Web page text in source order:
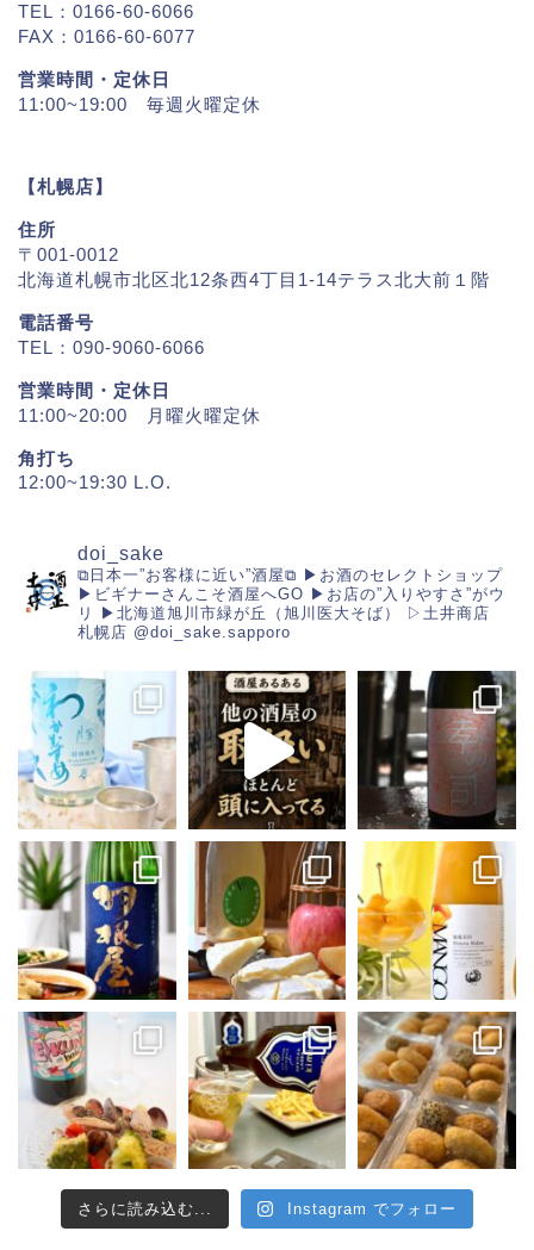
TEL：0166-60-6066
FAX：0166-60-6077
営業時間・定休日
11:00~19:00 毎週火曜定休
【札幌店】
住所
〒001-0012
北海道札幌市北区北12条西4丁目1-14テラス北大前１階
電話番号
TEL：090-9060-6066
営業時間・定休日
11:00~20:00 月曜火曜定休
角打ち
12:00~19:30 L.O.
doi_sake
⧉日本一”お客様に近い”酒屋⧉ ▶︎お酒のセレクトショップ
▶︎ビギナーさんこそ酒屋へGO ▶︎お店の”入りやすさ”がウ
リ
▶︎北海道旭川市緑が丘（旭川医大そば）
▷土井商店
札幌店 @doi_sake.sapporo
さらに読み込む... Instagram でフォロー